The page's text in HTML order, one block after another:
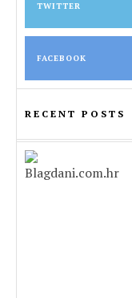
TWITTER
FACEBOOK
RECENT POSTS